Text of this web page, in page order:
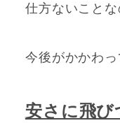
仕方ないこと
今後がかかわっ
安さに飛び